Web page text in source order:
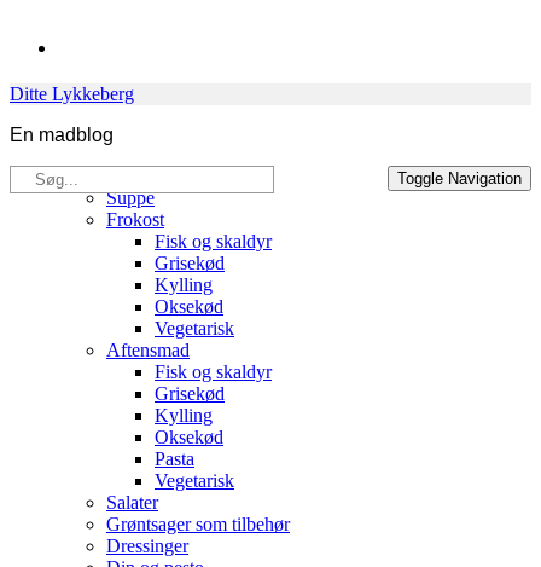
Ditte Lykkeberg
En madblog
Søg
efter:
Toggle Navigation
Opskrifter
Suppe
Frokost
Fisk og skaldyr
Grisekød
Kylling
Oksekød
Vegetarisk
Aftensmad
Fisk og skaldyr
Grisekød
Kylling
Oksekød
Pasta
Vegetarisk
Salater
Grøntsager som tilbehør
Dressinger